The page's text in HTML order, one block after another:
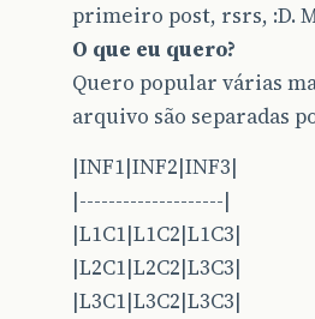
primeiro post, rsrs, :D.
O que eu quero?
Quero popular várias
arquivo são separadas
|INF1|INF2|INF3|
|--------------------|
|L1C1|L1C2|L1C3|
|L2C1|L2C2|L3C3|
|L3C1|L3C2|L3C3|